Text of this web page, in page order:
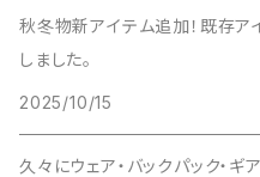
秋冬物新アイテム追加！既存ア
しました。
2025/10/15
久々にウェア・バックパック・ギ